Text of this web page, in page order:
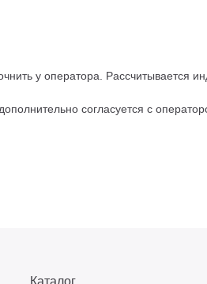
у оператора. Рассчитывается
согласуется с
Каталог